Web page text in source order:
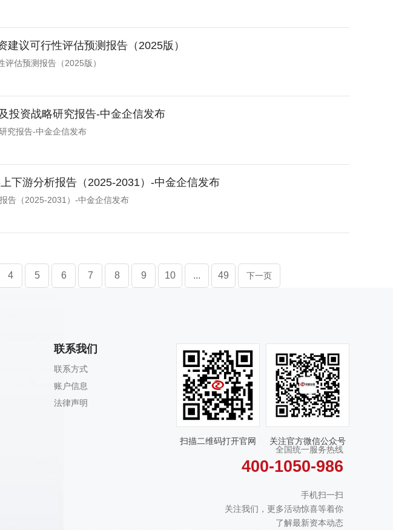
建议可行性评估预测报告（2025版）
评估预测报告（2025版）
投资战略研究报告-中金企信发布
究报告-中金企信发布
下游分析报告（2025-2031）-中金企信发布
告（2025-2031）-中金企信发布
4 5 6 7 8 9 10 ... 49 下一页
联系我们
联系方式
账户信息
法律声明
扫描二维码打开官网
关注官方微信公众号
全国统一服务热线
400-1050-986
手机扫一扫
关注我们，更多活动惊喜等着你
了解最新资本动态